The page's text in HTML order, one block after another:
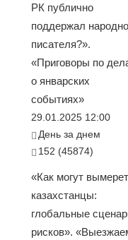
РК публично
поддержал
писателя?».
«Приговоры по
о январских
событиях»
29.01.2025 12:00
День за днем
152 (45874)
«Как могут
казахстанцы:
глобальные
рисков».